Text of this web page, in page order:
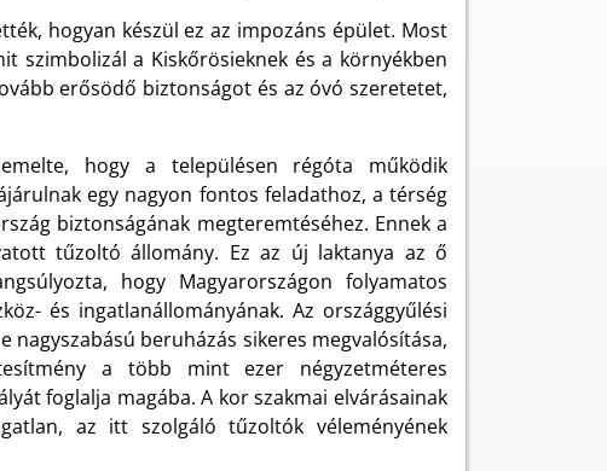
hogyan készül ez az impozáns épület. Most
szimbolizál a Kiskőrösieknek és a környékben
erősödő biztonságot és az óvó szeretetet,
hogy a településen régóta működik
egy nagyon fontos feladathoz, a térség
biztonságának megteremtéséhez. Ennek a
tűzoltó állomány. Ez az új laktanya az ő
hogy Magyarországon folyamatos
és ingatlanállományának. Az országgyűlési
nagyszabású beruházás sikeres megvalósítása,
a több mint ezer négyzetméteres
foglalja magába. A kor szakmai elvárásainak
az itt szolgáló tűzoltók véleményének